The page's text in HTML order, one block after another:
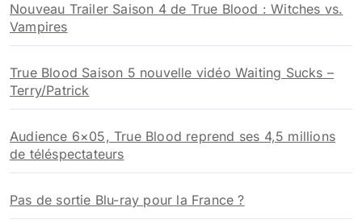
e
r
Nouveau Trailer Saison 4 de True Blood : Witches vs.
Vampires
True Blood Saison 5 nouvelle vidéo Waiting Sucks –
Terry/Patrick
Audience 6×05, True Blood reprend ses 4,5 millions
de téléspectateurs
Pas de sortie Blu-ray pour la France ?